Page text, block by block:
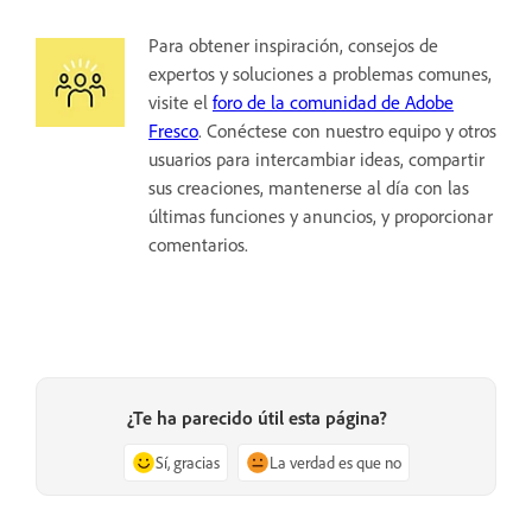
Para obtener inspiración, consejos de
expertos y soluciones a problemas comunes,
visite el foro de la comunidad de Adobe
Fresco. Conéctese con nuestro equipo y otros
usuarios para intercambiar ideas, compartir
sus creaciones, mantenerse al día con las
últimas funciones y anuncios, y proporcionar
comentarios.
¿Te ha parecido útil esta página?
Sí, gracias La verdad es que no